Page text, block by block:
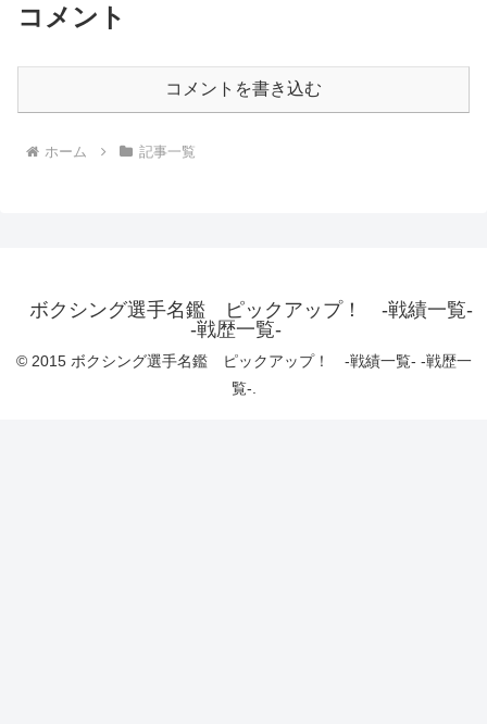
コメント
コメントを書き込む
ホーム 記事一覧
ボクシング選手名鑑 ピックアップ！ -戦績一覧-
-戦歴一覧-
© 2015 ボクシング選手名鑑 ピックアップ！ -戦績一覧- -戦歴一
覧-.